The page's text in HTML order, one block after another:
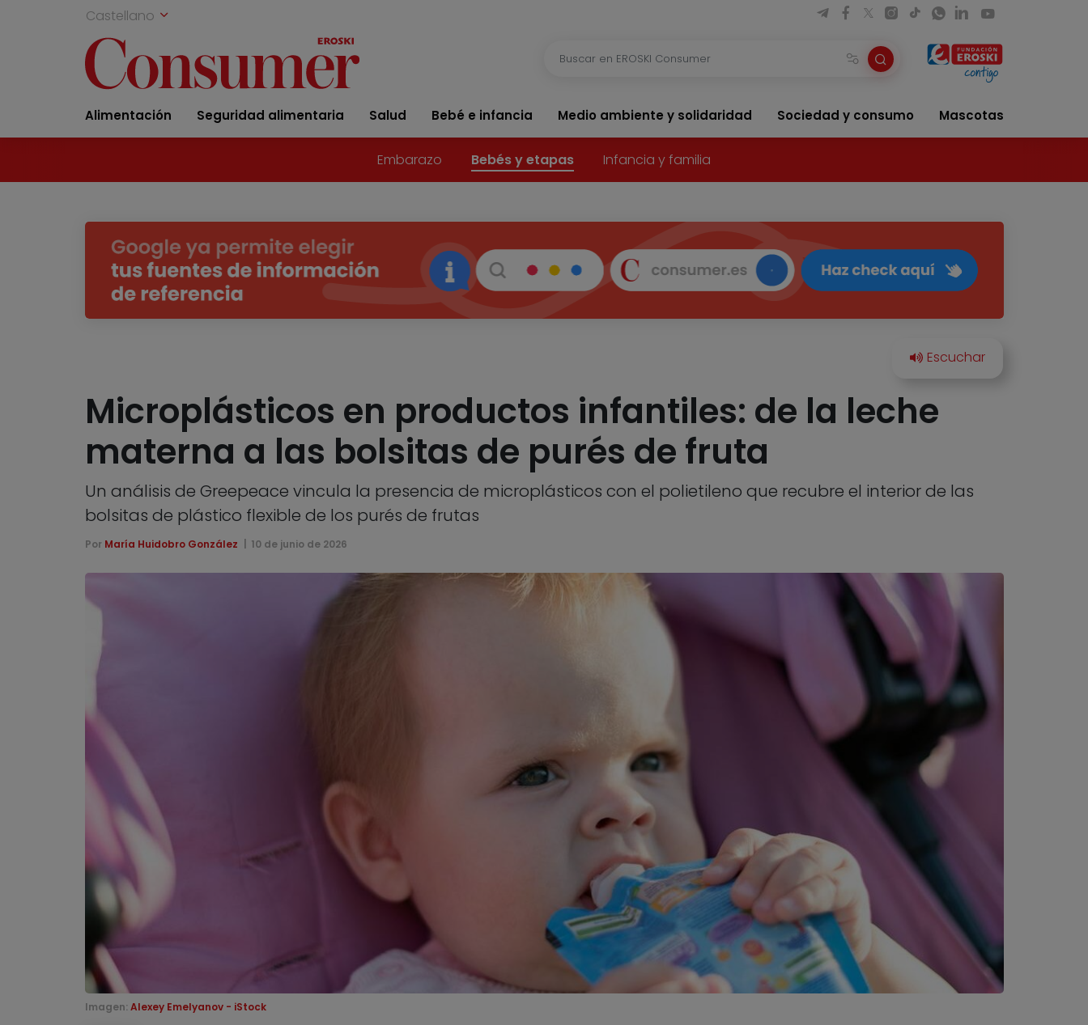
Castellano
Alimentación Seguridad alimentaria Salud Bebé e infancia Medio ambiente y solidaridad Sociedad y consumo Mascotas
Embarazo Bebés y etapas Infancia y familia
Microplásticos en productos infantiles: de la leche
materna a las bolsitas de purés de fruta
Un análisis de Greepeace vincula la presencia de microplásticos con el polietileno que recubre el interior de las
bolsitas de plástico flexible de los purés de frutas
Por María Huidobro González 10 de junio de 2026
Imagen: Alexey Emelyanov - iStock